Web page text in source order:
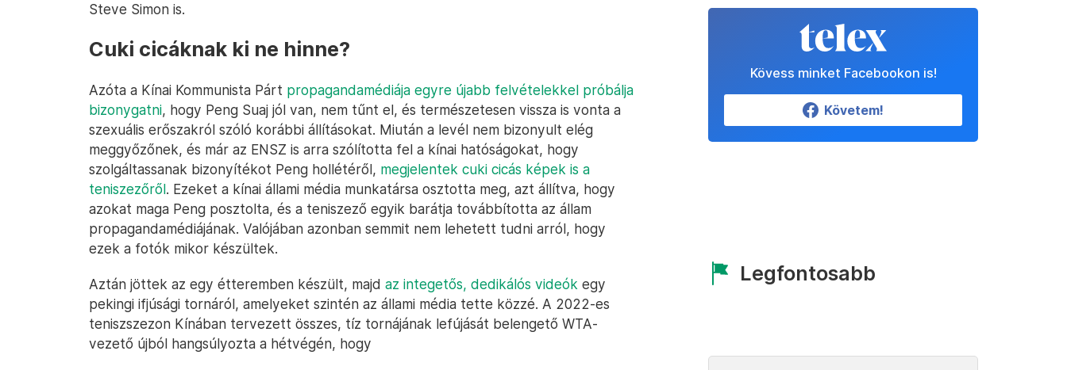
Steve Simon is.
Cuki cicáknak ki ne hinne?
Azóta a Kínai Kommunista Párt propagandamédiája egyre újabb felvételekkel próbálja
bizonygatni, hogy Peng Suaj jól van, nem tűnt el, és természetesen vissza is vonta a
szexuális erőszakról szóló korábbi állításokat. Miután a levél nem bizonyult elég
meggyőzőnek, és már az ENSZ is arra szólította fel a kínai hatóságokat, hogy
szolgáltassanak bizonyítékot Peng hollétéről, megjelentek cuki cicás képek is a
teniszezőről. Ezeket a kínai állami média munkatársa osztotta meg, azt állítva, hogy
azokat maga Peng posztolta, és a teniszező egyik barátja továbbította az állam
propagandamédiájának. Valójában azonban semmit nem lehetett tudni arról, hogy
ezek a fotók mikor készültek.
Aztán jöttek az egy étteremben készült, majd az integetős, dedikálós videók egy
pekingi ifjúsági tornáról, amelyeket szintén az állami média tette közzé. A 2022-es
teniszszezon Kínában tervezett összes, tíz tornájának lefújását belengető WTA-
vezető újból hangsúlyozta a hétvégén, hogy
Kövess minket Facebookon is!
Követem!
Legfontosabb